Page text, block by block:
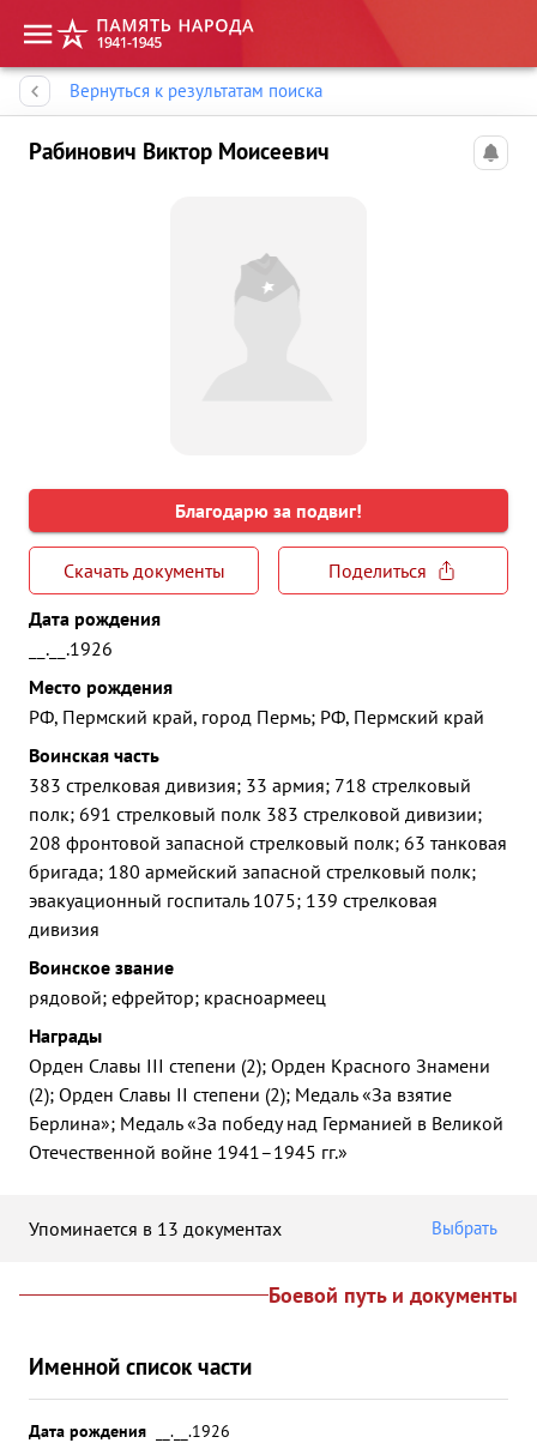
Вернуться к результатам поиска
Рабинович Виктор Моисеевич
Благодарю за подвиг!
Скачать документы
Поделиться
Дата рождения
__.__.1926
Место рождения
РФ, Пермский край, город Пермь; РФ, Пермский край
Воинская часть
383 стрелковая дивизия; 33 армия; 718 стрелковый
полк; 691 стрелковый полк 383 стрелковой дивизии;
208 фронтовой запасной стрелковый полк; 63 танковая
бригада; 180 армейский запасной стрелковый полк;
эвакуационный госпиталь 1075; 139 стрелковая
дивизия
Воинское звание
рядовой; ефрейтор; красноармеец
Награды
Орден Славы III степени (2); Орден Красного Знамени
(2); Орден Славы II степени (2); Медаль «За взятие
Берлина»; Медаль «За победу над Германией в Великой
Отечественной войне 1941–1945 гг.»
Упоминается в 13 документах Выбрать
Боевой путь и документы
Именной список части
Дата рождения
__.__.1926
Память народа